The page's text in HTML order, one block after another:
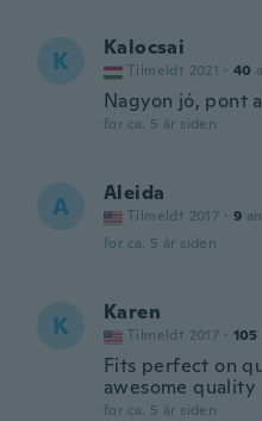
K Kalocsai
Tilmeldt 2021 · 40
Nagyon jó, pont
for ca. 5 år siden
A Aleida
Tilmeldt 2017 · 9
for ca. 5 år siden
K Karen
Tilmeldt 2017 · 105
Fits perfect on
awesome quality
for ca. 5 år siden